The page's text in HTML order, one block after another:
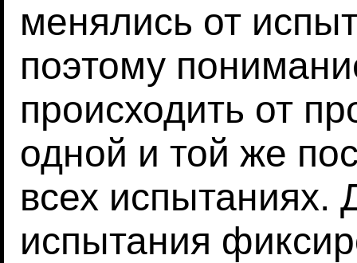
менялись от
поэтому
происходить от
одной и той же
всех испытаниях.
испытания